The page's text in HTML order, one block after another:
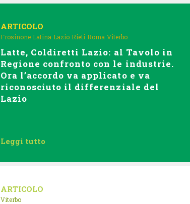
ARTICOLO
Frosinone Latina Lazio Rieti Roma Viterbo
Latte, Coldiretti Lazio: al Tavolo in
Regione confronto con le industrie.
Ora l’accordo va applicato e va
riconosciuto il differenziale del
Lazio
Leggi tutto
ARTICOLO
Viterbo